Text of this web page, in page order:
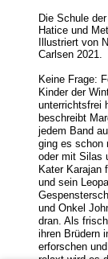
Die Schule
Hatice und
Illustriert von
Carlsen 2021.
Keine Frage:
Kinder der
unterrichtsfrei
beschreibt
jedem Band
ging es schon
oder mit Silas
Kater Karajan
und sein
und Onkel
dran. Als
ihren Brüdern
erforschen